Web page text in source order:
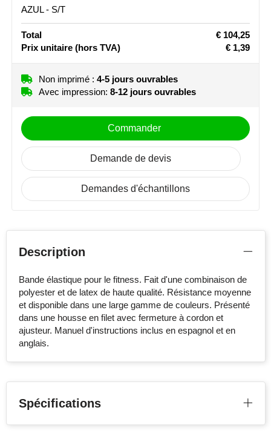
TACX
The One Towelling
Victorinox
Waterman
AZUL - S/T
Total
€ 104,25
Prix unitaire (hors TVA) € 1,39
Non imprimé : 4-5 jours ouvrables
Avec impression: 8-12 jours ouvrables
Commander
Demande de devis
Demandes d'échantillons
Description
Bande élastique pour le fitness. Fait d'une combinaison de
polyester et de latex de haute qualité. Résistance moyenne
et disponible dans une large gamme de couleurs. Présenté
dans une housse en filet avec fermeture à cordon et
ajusteur. Manuel d'instructions inclus en espagnol et en
anglais.
Spécifications